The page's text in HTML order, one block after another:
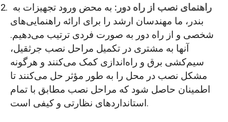
راهنمای نصب از راه دور: به محض ورود تجهیزات به
بندر، ما مهندسان ارشد را برای ارائه راهنمایی‌های
شخصی و از راه دور به صورت فردی ترتیب می‌دهیم.
آنها به مشتری در تکمیل مراحل نصب جرثقیل،
سیم‌کشی برق و راه‌اندازی کمک می‌کنند و هرگونه
مشکل نصب در محل را به طور مؤثر حل می‌کنند تا
اطمینان حاصل شود که مراحل نصب مطابق با تمام
استانداردهای نظارتی و کیفی است.